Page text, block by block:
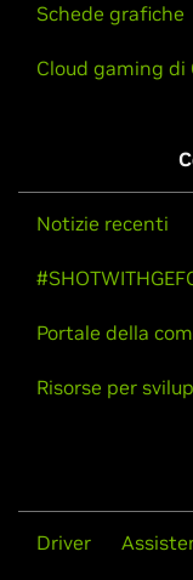
Schede grafiche
Cloud gaming di
Notizie recenti
Portale della
Risorse per
Driver